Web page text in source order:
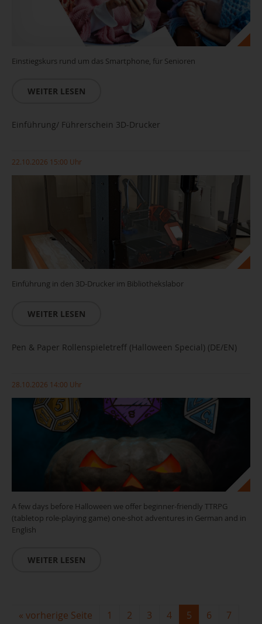
Einstiegskurs rund um das Smartphone, für Senioren
WEITER LESEN
Einführung/ Führerschein 3D-Drucker
22.10.2026 15:00 Uhr
Einführung in den 3D-Drucker im Bibliothekslabor
WEITER LESEN
Pen & Paper Rollenspieletreff (Halloween Special) (DE/EN)
28.10.2026 14:00 Uhr
A few days before Halloween we offer beginner-friendly TTRPG
(tabletop role-playing game) one-shot adventures in German and in
English
WEITER LESEN
« vorherige Seite 1 2 3 4 5 6
7